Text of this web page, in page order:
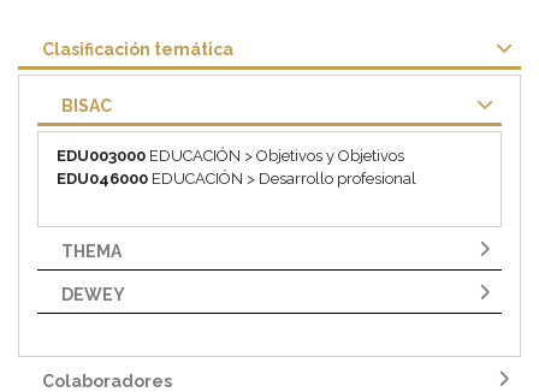
Clasificación temática
BISAC
EDU003000 EDUCACIÓN > Objetivos y Objetivos
EDU046000 EDUCACIÓN > Desarrollo profesional
THEMA
DEWEY
Colaboradores